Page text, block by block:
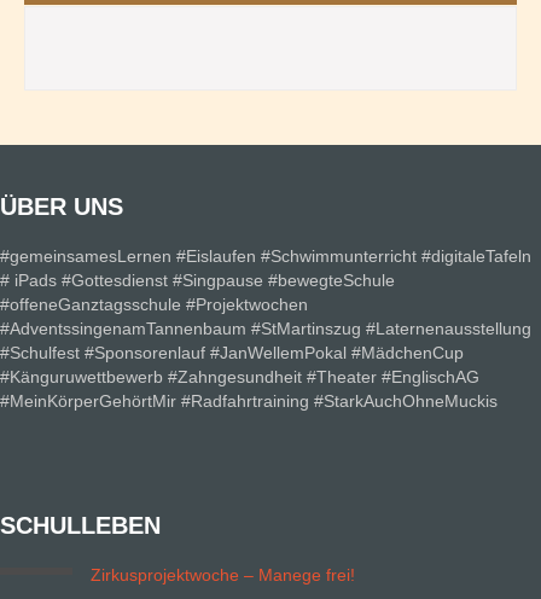
ÜBER UNS
#gemeinsamesLernen #Eislaufen #Schwimmunterricht #digitaleTafeln
# iPads #Gottesdienst #Singpause #bewegteSchule
#offeneGanztagsschule #Projektwochen
#AdventssingenamTannenbaum #StMartinszug #Laternenausstellung
#Schulfest #Sponsorenlauf #JanWellemPokal #MädchenCup
#Känguruwettbewerb #Zahngesundheit #Theater #EnglischAG
#MeinKörperGehörtMir #Radfahrtraining #StarkAuchOhneMuckis
SCHULLEBEN
Zirkusprojektwoche – Manege frei!